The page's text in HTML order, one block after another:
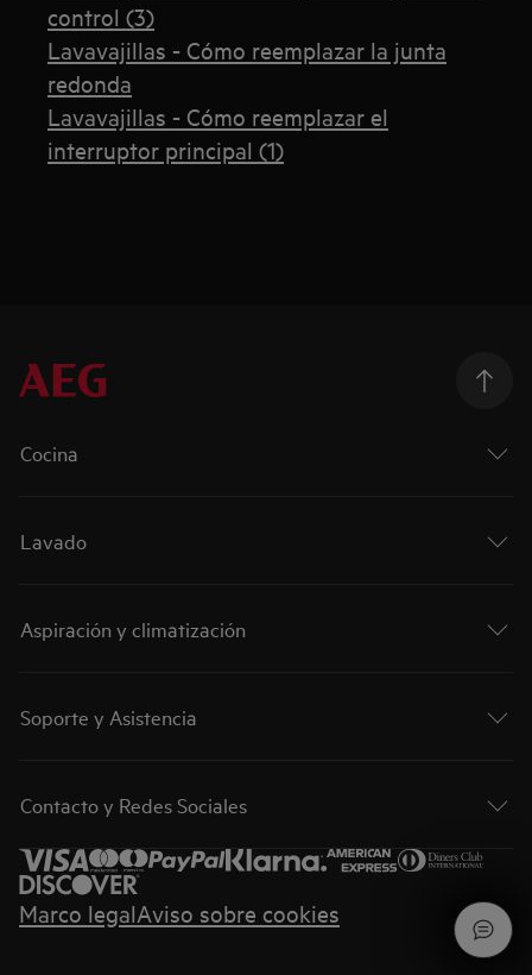
control (3)
Lavavajillas - Cómo reemplazar la junta
redonda
Lavavajillas - Cómo reemplazar el
interruptor principal (1)
Cocina
Lavado
Aspiración y climatización
Soporte y Asistencia
Contacto y Redes Sociales
Marco legalAviso sobre cookies